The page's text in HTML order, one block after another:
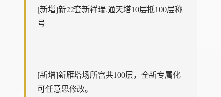
[新増]新22套新祥瑞.通天塔10层抵100层称
号
[新增]新雁塔场所宫共100层，全新专属化
可任意思修改。